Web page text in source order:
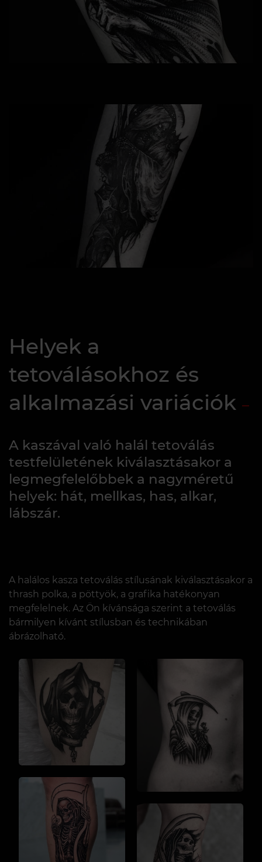
Helyek a
tetoválásokhoz és
alkalmazási variációk
A kaszával való halál tetoválás
testfelületének kiválasztásakor a
legmegfelelőbbek a nagyméretű
helyek: hát, mellkas, has, alkar,
lábszár.
A halálos kasza tetoválás stílusának kiválasztásakor a
thrash polka, a pöttyök, a grafika hatékonyan
megfelelnek. Az Ön kívánsága szerint a tetoválás
bármilyen kívánt stílusban és technikában
ábrázolható.